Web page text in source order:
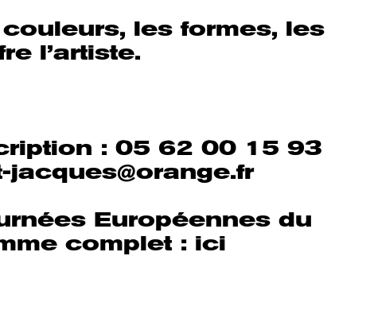
les formes, les
l’artiste.
: 05 62 00 15 93
Européennes du
complet : ici